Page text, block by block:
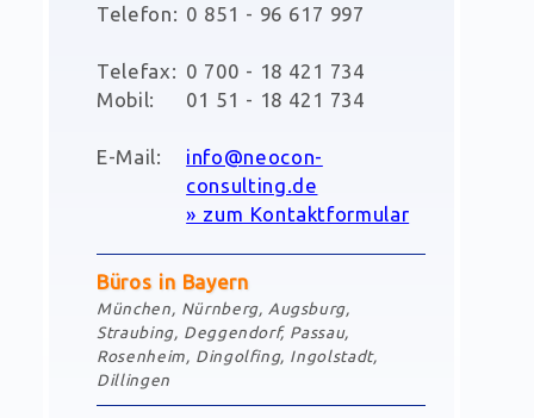
Telefon: 0 851 - 96 617 997
Telefax: 0 700 - 18 421 734
Mobil:
01 51 - 18 421 734
E-Mail:
info@neocon-
consulting.de
» zum Kontaktformular
Büros in Bayern
München, Nürnberg, Augsburg,
Straubing, Deggendorf, Passau,
Rosenheim, Dingolfing, Ingolstadt,
Dillingen